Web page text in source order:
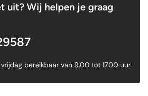
uit? Wij helpen je graag
bereikbaar van 9.00 tot 17.00 uur